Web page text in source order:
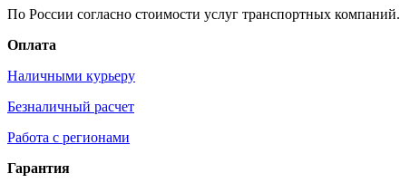
По России согласно стоимости услуг транспортных компаний.
Оплата
Наличными курьеру
Безналичный расчет
Работа с регионами
Гарантия